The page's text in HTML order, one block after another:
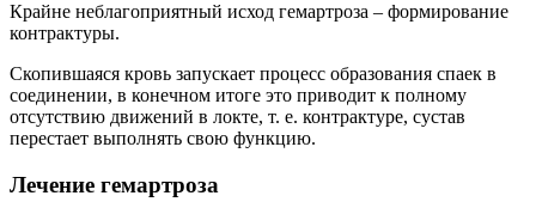
Крайне неблагоприятный исход гемартроза – формирование
контрактуры.
Скопившаяся кровь запускает процесс образования спаек в
соединении, в конечном итоге это приводит к полному
отсутствию движений в локте, т. е. контрактуре, сустав
перестает выполнять свою функцию.
Лечение гемартроза